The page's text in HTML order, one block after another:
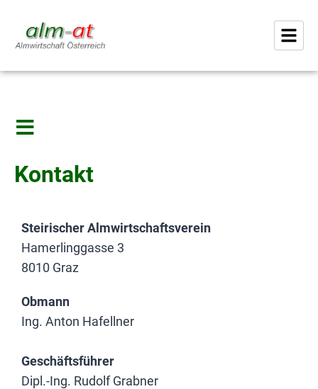
Kontakt
Steirischer Almwirtschaftsverein
Hamerlinggasse 3
8010 Graz
Obmann
Ing. Anton Hafellner
Geschäftsführer
Dipl.-Ing. Rudolf Grabner